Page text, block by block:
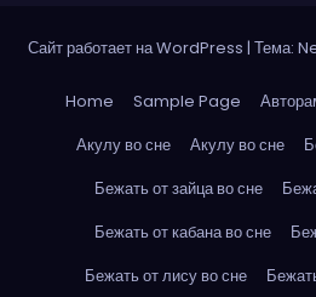
Сайт работает на WordPress | Тема:
Home Sample Page
Акулу во сне
Акулу во сне
Бежать от зайца во сне
Бежать от кабана во сне
Бежать от лису во сне